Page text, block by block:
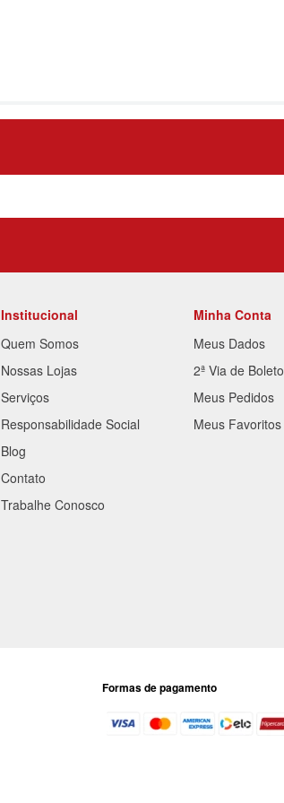
Institucional
Quem Somos
Nossas Lojas
Serviços
Responsabilidade Social
Blog
Contato
Trabalhe Conosco
Minha Conta
Meus Dados
2ª Via de Boleto
Meus Pedidos
Meus Favoritos
Formas de pagamento